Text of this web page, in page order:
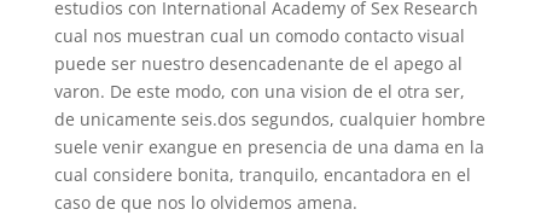
estudios con International Academy of Sex Research
cual nos muestran cual un comodo contacto visual
puede ser nuestro desencadenante de el apego al
varon. De este modo, con una vision de el otra ser,
de unicamente seis.dos segundos, cualquier hombre
suele venir exangue en presencia de una dama en la
cual considere bonita, tranquilo, encantadora en el
caso de que nos lo olvidemos amena.